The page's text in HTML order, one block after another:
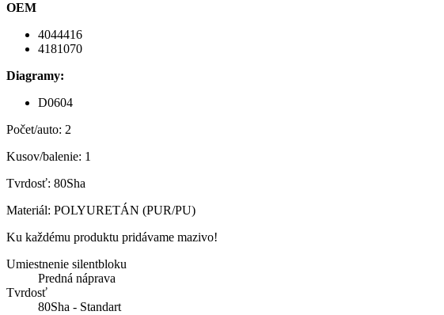
OEM
4044416
4181070
Diagramy:
D0604
Počet/auto: 2
Kusov/balenie: 1
Tvrdosť: 80Sha
Materiál: POLYURETÁN (PUR/PU)
Ku každému produktu pridávame mazivo!
Umiestnenie silentbloku
Predná náprava
Tvrdosť
80Sha - Standart